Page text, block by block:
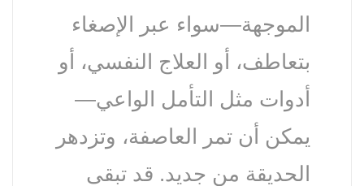
الموجهة—سواء عبر الإصغاء
بتعاطف، أو العلاج النفسي، أو
أدوات مثل التأمل الواعي—
يمكن أن تمر العاصفة، وتزدهر
الحديقة من جديد. قد تبقى